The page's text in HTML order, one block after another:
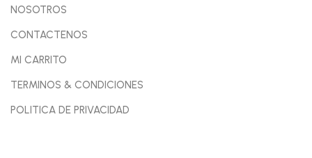
NOSOTROS
CONTACTENOS
MI CARRITO
TERMINOS & CONDICIONES
POLITICA DE PRIVACIDAD